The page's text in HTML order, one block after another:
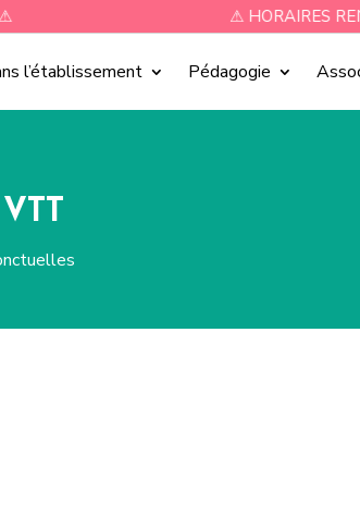
⚠ HORAIRES RENTREE ⚠
l’établissement Pédagogie